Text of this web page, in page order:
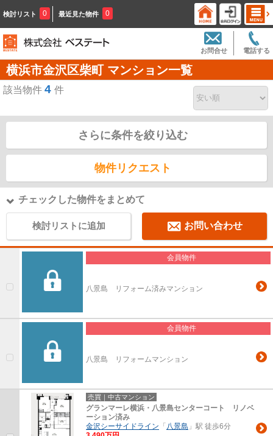
検討リスト 0 最近見た物件 0
電話する
お問合せ
横浜市金沢区柴町 マンション一覧
該当物件 4 件
さらに条件を絞り込む
物件リクエスト
チェックした物件をまとめて
検討リストに追加 お問い合わせ
会員物件
八景島 リフォーム済みマンション
会員物件
八景島 リフォームマンション
売買｜中古マンション
グランマーレ横浜・八景島センターコート リノベ
ーション済み
金沢シーサイドライン 「 八景島 」駅 徒歩6分